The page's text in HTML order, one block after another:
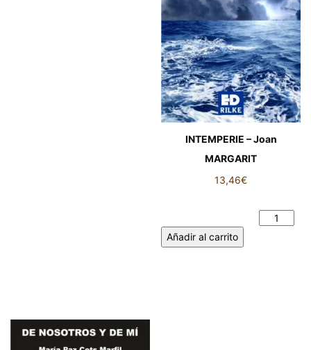
INTEMPERIE – Joan
MARGARIT
13,46€
Añadir al carrito